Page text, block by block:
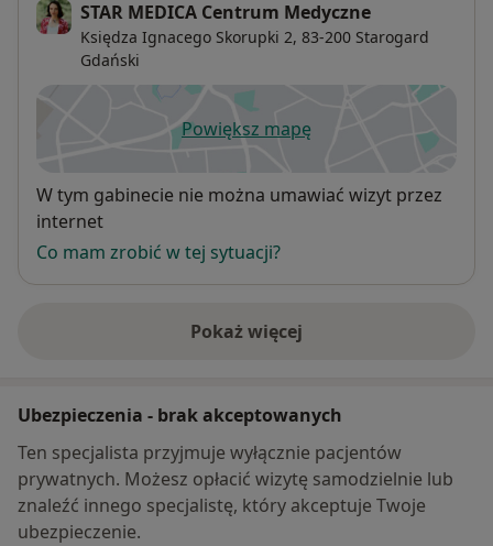
STAR MEDICA Centrum Medyczne
Księdza Ignacego Skorupki 2, 83-200 Starogard
Gdański
Powiększ mapęotwiera się w nowej karcie
Dostępność
W tym gabinecie nie można umawiać wizyt przez
internet
Co mam zrobić w tej sytuacji?
Pokaż więcej
o adresie
Ubezpieczenia - brak akceptowanych
Ten specjalista przyjmuje wyłącznie pacjentów
prywatnych. Możesz opłacić wizytę samodzielnie lub
znaleźć innego specjalistę, który akceptuje Twoje
ubezpieczenie.